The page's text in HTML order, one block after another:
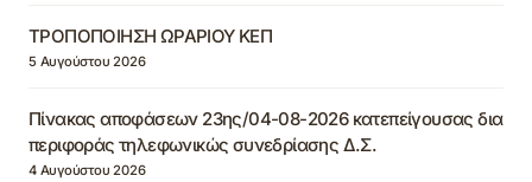
ΤΡΟΠΟΠΟΙΗΣΗ ΩΡΑΡΙΟΥ ΚΕΠ
5 Αυγούστου 2026
Πίνακας αποφάσεων 23ης/04-08-2026 κατεπείγουσας δια
περιφοράς τηλεφωνικώς συνεδρίασης Δ.Σ.
4 Αυγούστου 2026